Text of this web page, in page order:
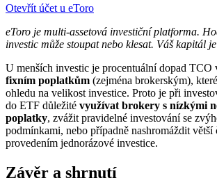
Otevřít účet u eToro
eToro je multi-assetová investiční platforma.
investic může stoupat nebo klesat. Váš kapitál
U menších investic je procentuální dopad TCO
fixním poplatkům (zejména brokerským),
ohledu na velikost investice. Proto je při
do ETF důležité využívat brokery s nízkými
poplatky, zvážit pravidelné investování se
podmínkami, nebo případně nashromáždit větší
provedením jednorázové investice.
Závěr a shrnutí